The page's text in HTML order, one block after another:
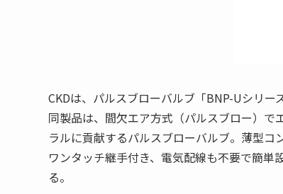
CKDは、パルスブローバルブ「BNP-Uシリー
同製品は、間欠エア方式（パルスブロー）
ラルに貢献するパルスブローバルブ。薄型
ワンタッチ継手付き、電気配線も不要で簡
る。